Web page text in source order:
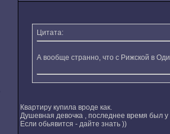
Цитата:
А вообще странно, что с Рижской в
Квартиру купила вроде как.
Душевная девочка , последнее время был
Если обьявится - дайте знать ))